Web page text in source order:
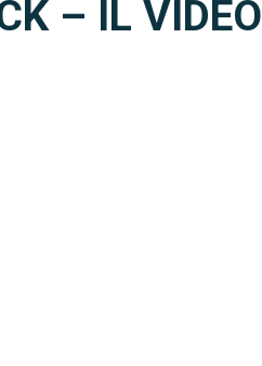
– IL VIDEO